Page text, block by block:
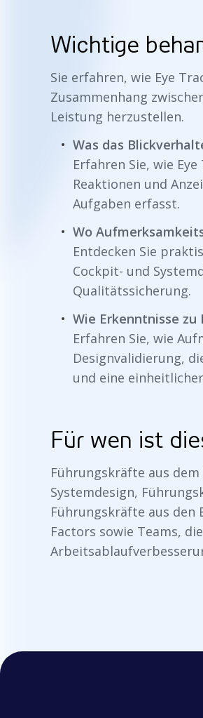
Wichtige
Sie erfahren, wie Eye
Zusammenhang
Leistung herzustellen.
Was das
Erfahren Sie, wie
Reaktionen und
Aufgaben erfasst.
Wo
Entdecken Sie
Cockpit- und
Qualitätssicherung.
Wie Erkenntnisse
Erfahren Sie, wie
Designvalidierung,
und eine
Für wen ist
Führungskräfte aus
Systemdesign,
Führungskräfte aus den
Factors sowie Teams,